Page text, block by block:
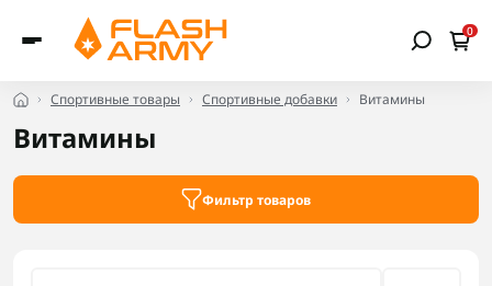
0
Спортивные товары Спортивные добавки Витамины
Витамины
Фильтр товаров